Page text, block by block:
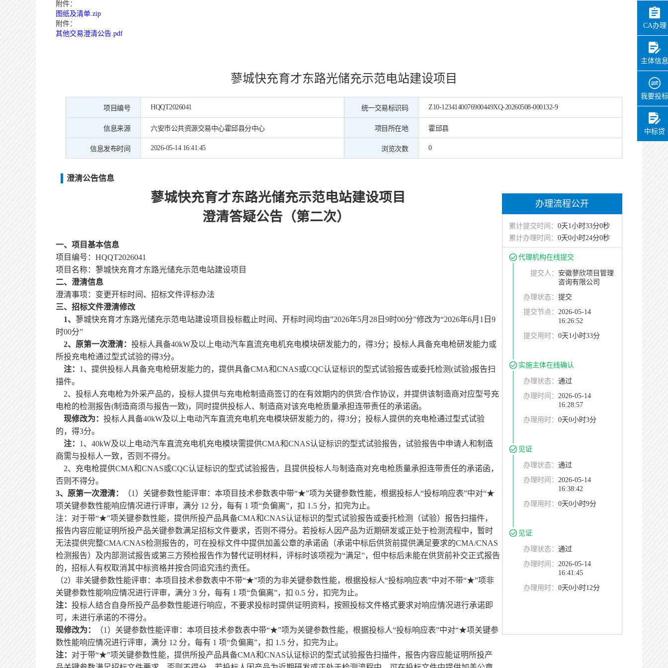
CA办理
主体信息
我要投标
中标贷
附件：
图纸及清单.zip
附件：
其他交易澄清公告.pdf
蓼城快充育才东路光储充示范电站建设项目
项目编号 HQQT2026041 统一交易标识码 Z10-1234140076900449XQ-20260508-000132-9
信息来源 六安市公共资源交易中心霍邱县分中心 项目所在地 霍邱县
信息发布时间 2026-05-14 16:41:45 浏览次数 0
澄清公告信息
蓼城快充育才东路光储充示范电站建设项目
澄清答疑公告 （第二次）
一、项目基本信息
项目编号： HQQT2026041
项目名称：蓼城快充育才东路光储充示范电站建设项目
二、澄清信息
澄清事项： 变更开标时间、 招标文件评标办法
三、招标文件澄清修改
1、蓼城快充育才东路光储充示范电站建设项目投标截止时间、开标时间均由”2026年5月28日9时00分”修改为“2026年6月1日9
时00分”
2、原第一次澄清：投标人具备40kW及以上电动汽车直流充电机充电模块研发能力的，得3分；投标人具备充电枪研发能力或
所投充电枪通过型式试验的得3分。
注： 1、提供投标人具备充电枪研发能力的，提供具备CMA和CNAS或CQC认证标识的型式试验报告或委托检测(试验)报告扫
描件。
2、投标人充电枪为外采产品的，投标人提供与充电枪制造商签订的在有效期内的供货/合作协议，并提供该制造商对应型号充
电枪的检测报告(制造商须与报告一致)，同时提供投标人、制造商对该充电枪质量承担连带责任的承诺函。
现修改为：投标人具备40kW及以上电动汽车直流充电机充电模块研发能力的，得3分；投标人提供的充电枪通过型式试验
的， 得3分。
注： 1、40kW及以上电动汽车直流充电机充电模块需提供CMA和CNAS认证标识的型式试验报告，试验报告中申请人和制造
商需与投标人一致，否则不得分。
2、充电枪提供CMA和CNAS或CQC认证标识的型式试验报告，且提供投标人与制造商对充电枪质量承担连带责任的承诺函，
否则不得分。
3、原第一次澄清： （1）关键参数性能评审：本项目技术参数表中带“★”项为关键参数性能，根据投标人“投标响应表”中对“★
项关键参数性能响应情况进行评审，满分 12 分，每有 1 项“负偏离”，扣 1.5 分，扣完为止。
注：对于带“★”项关键参数性能，提供所投产品具备CMA和CNAS认证标识的型式试验报告或委托检测（试验）报告扫描件，
报告内容应能证明所投产品关键参数满足招标文件要求，否则不得分。若投标人因产品为近期研发或正处于检测流程中，暂时
无法提供完整CMA/CNAS检测报告的，可在投标文件中提供加盖公章的承诺函（承诺中标后供货前提供满足要求的CMA/CNAS
检测报告）及内部测试报告或第三方预检报告作为替代证明材料，评标时该项视为“满足”，但中标后未能在供货前补交正式报告
的，招标人有权取消其中标资格并按合同追究违约责任。
（2）非关键参数性能评审：本项目技术参数表中不带“★”项的为非关键参数性能，根据投标人“投标响应表”中对不带“★”项非
关键参数性能响应情况进行评审，满分 3 分，每有 1 项“负偏离”，扣 0.5 分，扣完为止。
注： 投标人结合自身所投产品参数性能进行响应，不要求投标时提供证明资料，按照投标文件格式要求对响应情况进行承诺即
可，未进行承诺的不得分。
现修改为：
（1）关键参数性能评审：本项目技术参数表中带“★”项为关键参数性能，根据投标人“投标响应表”中对“★项关键参
数性能响应情况进行评审，满分 12 分，每有 1 项“负偏离”，扣 1.5 分，扣完为止。
注： 对于带“★”项关键参数性能，提供所投产品具备CMA和CNAS认证标识的型式试验报告扫描件，报告内容应能证明所投产
办理流程公开
累计提交时间： 0天1小时33分0秒
累计办理时间： 0天0小时24分0秒
代理机构在线提交
提交人： 安徽蓼欣项目管理
咨询有限公司
办理状态： 提交
提交节点： 2026-05-14
16:26:52
提交用时： 0天1小时33分
实施主体在线确认
办理状态： 通过
办理时间： 2026-05-14
16:28:57
办理用时： 0天0小时3分
见证
办理状态： 通过
办理时间： 2026-05-14
16:38:42
办理用时： 0天0小时9分
见证
办理状态： 通过
办理时间： 2026-05-14
16:41:45
办理用时： 0天0小时12分